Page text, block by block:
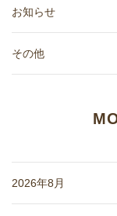
お知らせ
その他
2026年8月